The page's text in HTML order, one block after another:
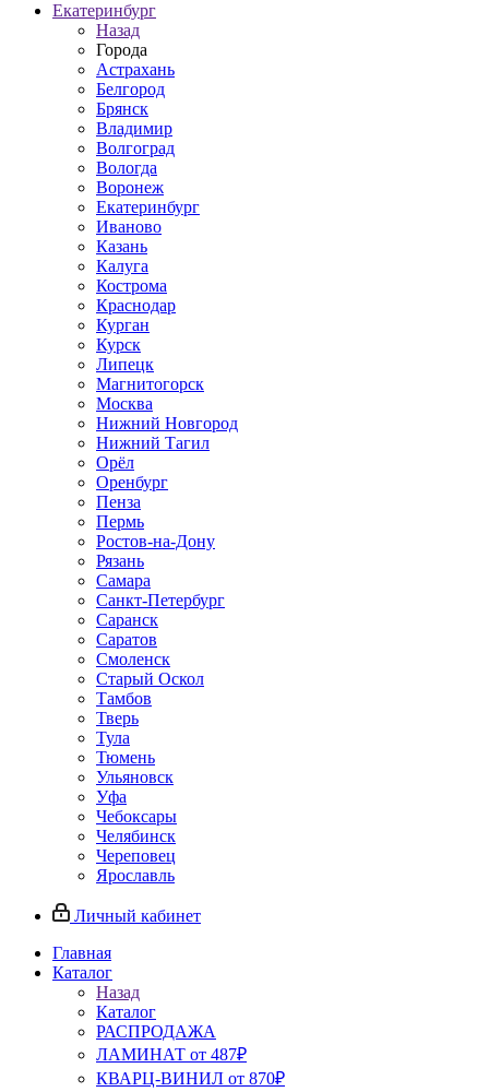
Екатеринбург
Назад
Города
Астрахань
Белгород
Брянск
Владимир
Волгоград
Вологда
Воронеж
Екатеринбург
Иваново
Казань
Калуга
Кострома
Краснодар
Курган
Курск
Липецк
Магнитогорск
Москва
Нижний Новгород
Нижний Тагил
Орёл
Оренбург
Пенза
Пермь
Ростов‑на‑Дону
Рязань
Самара
Санкт‑Петербург
Саранск
Саратов
Смоленск
Старый Оскол
Тамбов
Тверь
Тула
Тюмень
Ульяновск
Уфа
Чебоксары
Челябинск
Череповец
Ярославль
Личный кабинет
Главная
Каталог
Назад
Каталог
РАСПРОДАЖА
ЛАМИНАТ от 487₽
КВАРЦ-ВИНИЛ от 870₽